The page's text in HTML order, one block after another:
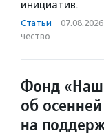
инициатив.
Статьи · 07.08.2026
чест­во
Фонд «Наш
об
на